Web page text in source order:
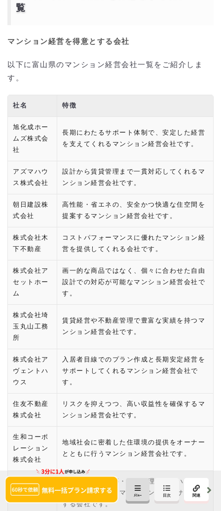
覧
マンション経営を得意とする会社
以下に富山県のマンション経営会社一覧をご紹介しま
す。
社名 特徴
旭化成ホー
ムズ株式会
社
長期にわたるサポート体制で、安定した経営
を支えてくれるマンション経営会社です。
アズマハウ
ス株式会社
設計から賃貸管理まで一貫対応してくれるマ
ンション経営会社です。
朝日建設株
式会社
高性能・省エネの、安全かつ快適な住空間を
提案するマンション経営会社です。
株式会社木
下不動産
コストパフォーマンスに優れたマンション経
営を提供してくれる会社です。
株式会社ア
セットホー
ム
画一的な商品ではなく、個々に合わせた自由
設計での対応が可能なマンション経営会社で
す。
株式会社埼
玉丸山工務
所
賃貸経営や不動産管理で豊富な実績を持つマ
ンション経営会社です。
株式会社ア
ヴェントハ
ウス
入居者目線でのプラン作成と長期安定経営を
サポートしてくれるマンション経営会社で
す。
住友不動産
株式会社
リスクを抑えつつ、高い収益性を確保するマ
ンション経営会社です。
生和コーポ
レーション
株式会社
地域社会に密着した住環境の提供をオーナー
とともに行うマンション経営会社です。
三光ソフラ
不動産流通・建築・物件管理のノウハウを活
かして、安定したマンション経営をサポート
する会社です。